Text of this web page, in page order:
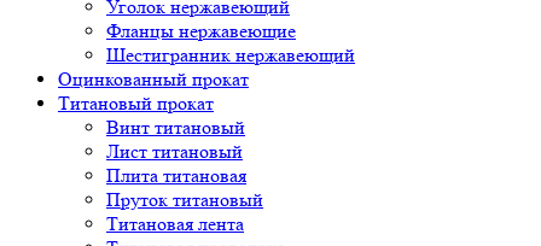
Уголок нержавеющий
Фланцы нержавеющие
Шестигранник нержавеющий
Оцинкованный прокат
Титановый прокат
Винт титановый
Лист титановый
Плита титановая
Пруток титановый
Титановая лента